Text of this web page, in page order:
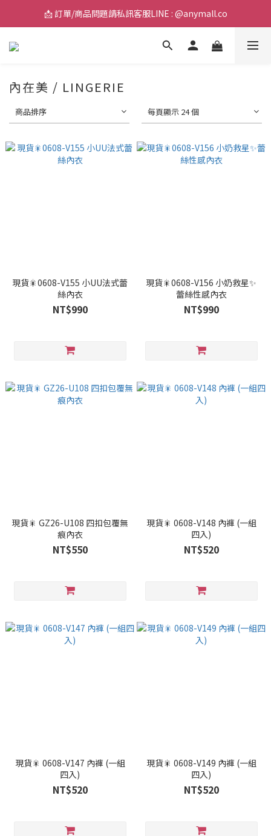
📩 訂單/商品問題請私訊客服LINE : @anymall.co
📩 訂單/商品問題請私訊客服LINE : @anymall.co
🚚 全館滿$2000超取免運 / $3800宅配免運
內在美 / LINGERIE
商品排序 每頁顯示 24 個
現貨🎇0608-V155 小UU法式蕾
絲內衣
NT$990
現貨🎇0608-V156 小奶救星✨
蕾絲性感內衣
NT$990
現貨🎇 GZ26-U108 四扣包覆無
痕內衣
NT$550
現貨🎇 0608-V148 內褲 (一組
四入)
NT$520
現貨🎇 0608-V147 內褲 (一組
四入)
NT$520
現貨🎇 0608-V149 內褲 (一組
四入)
NT$520